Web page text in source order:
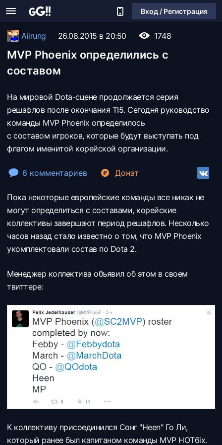
Вход / Регистрация
Aiirung 26.08.2015 в 20:50 1748
MVP Phoenix определились с
составом
На мировой Dota-сцене продолжается серия
решафлов после окончания TI5. Сегодня руководство
команды MVP Phoenix определилось
с составом игроков, которые будут выступать под
флагом именитой корейской организации.
6 комментариев Донат
Пока некоторые европейские команды все никак не
могут определиться с составами, корейские
коллективы завершают период решафлов. Несколько
часов назад стало известно о том, что MVP Phoenix
укомплектовали состав по Dota 2.
Менеджер коллектива объявил об этом в своем
твиттере:
К коллективу присоединился Сонг "Heen" Го Ли,
который ранее был капитаном команды MVP HOT6ix.